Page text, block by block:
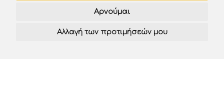
Αρνούμαι
Αλλαγή των προτιμήσεών μου